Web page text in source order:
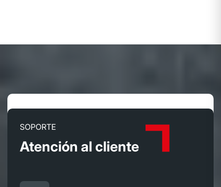
SOPORTE
Atención al cliente